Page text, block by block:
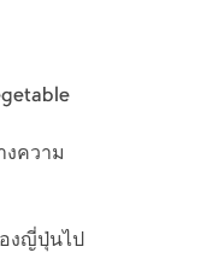
งความ
งญี่ปุ่นไป